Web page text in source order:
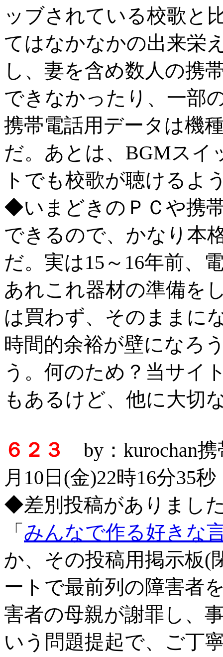
ッブされている校歌と
てはなかなかの出来栄
し、妻を含め数人の携
できなかったり、一部
携帯電話用データは機
だ。あとは、BGMスイ
トでも校歌が聴けるよ
◆いまどきのＰＣや携
できるので、かなり本
だ。実は15～16年前、
あれこれ器材の準備を
は買わず、そのままに
時間的余裕が壁になろ
う。何のため？当サイ
もあるけど、他に大切
６２３
by：kurochan
月10日(金)22時16分35秒
◆差別投稿がありまし
「 みんなで作る好きな
か、その投稿用掲示板(
ートで最前列の障害者
害者の母親が謝罪し、
いう問題提起で、ご丁